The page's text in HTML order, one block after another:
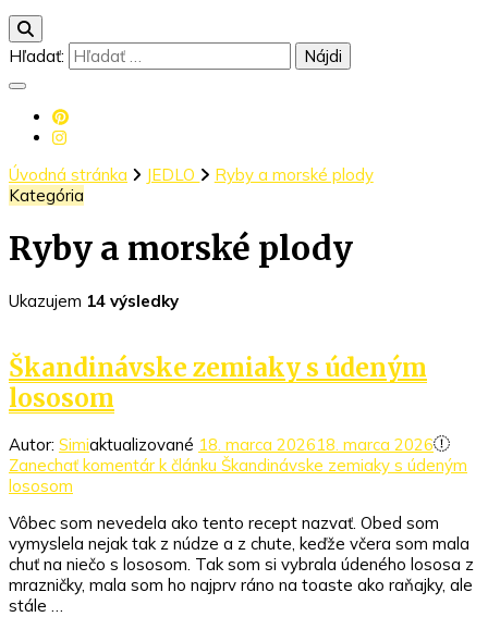
Hľadať:
Úvodná stránka JEDLO
Ryby a morské plody
Kategória
Ryby a morské plody
Ukazujem 14 výsledky
Škandinávske zemiaky s údeným
lososom
Autor: Simiaktualizované 18. marca 202618. marca 2026
Zanechať komentár k článku Škandinávske zemiaky s údeným
lososom
Vôbec som nevedela ako tento recept nazvať. Obed som
vymyslela nejak tak z núdze a z chute, keďže včera som mala
chuť na niečo s lososom. Tak som si vybrala údeného lososa z
mrazničky, mala som ho najprv ráno na toaste ako raňajky, ale
stále …